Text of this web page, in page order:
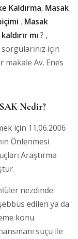
Kaldırma, Masak
, Masak
mı ? ,
için
Av. Enes
Nedir?
için 11.06.2006
Önlenmesi
Araştırma
nezdinde
edilen ya da
konu
suçu ile